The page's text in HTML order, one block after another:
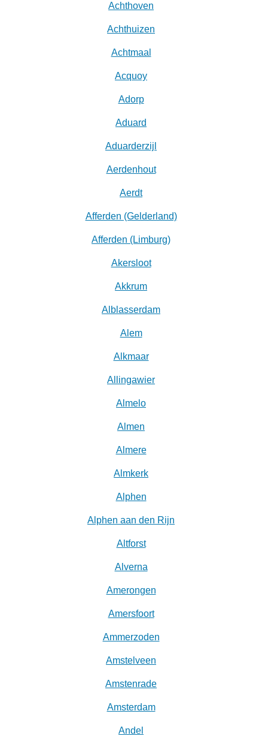
Achthoven
Achthuizen
Achtmaal
Acquoy
Adorp
Aduard
Aduarderzijl
Aerdenhout
Aerdt
Afferden (Gelderland)
Afferden (Limburg)
Akersloot
Akkrum
Alblasserdam
Alem
Alkmaar
Allingawier
Almelo
Almen
Almere
Almkerk
Alphen
Alphen aan den Rijn
Altforst
Alverna
Amerongen
Amersfoort
Ammerzoden
Amstelveen
Amstenrade
Amsterdam
Andel